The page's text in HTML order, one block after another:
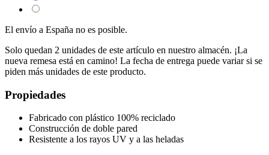
El envío a España no es posible.
Solo quedan 2 unidades de este artículo en nuestro almacén. ¡La
nueva remesa está en camino! La fecha de entrega puede variar si se
piden más unidades de este producto.
Propiedades
Fabricado con plástico 100% reciclado
Construcción de doble pared
Resistente a los rayos UV y a las heladas